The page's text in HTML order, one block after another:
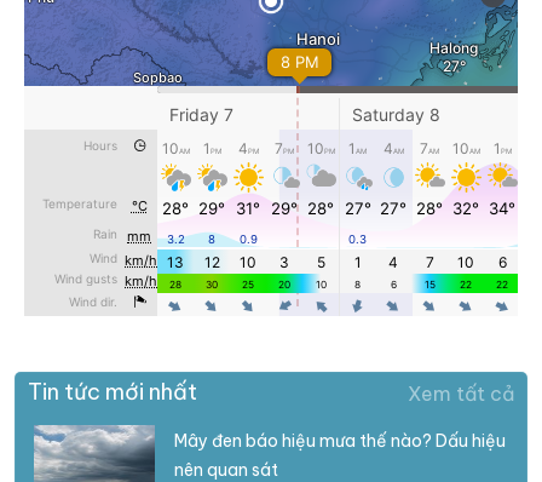
Tin tức mới nhất Xem tất cả
Mây đen báo hiệu mưa thế nào? Dấu hiệu
nên quan sát